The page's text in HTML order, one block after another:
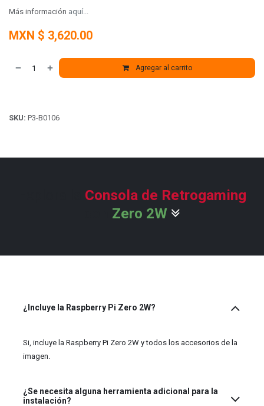
Más información aquí...
MXN $ 3,620.00
Agregar al carrito
SKU: P3-B0106
Consola de Retrogaming
Zero 2W
¿Incluye la Raspberry Pi Zero 2W?
Si, incluye la Raspberry Pi Zero 2W y todos los accesorios de la
imagen.
¿Se necesita alguna herramienta adicional para la
instalación?